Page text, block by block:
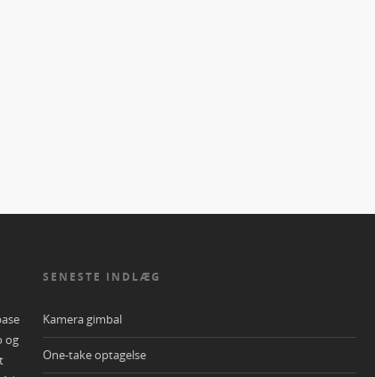
og
SENESTE INDLÆG
Kamera gimbal
One-take optagelse